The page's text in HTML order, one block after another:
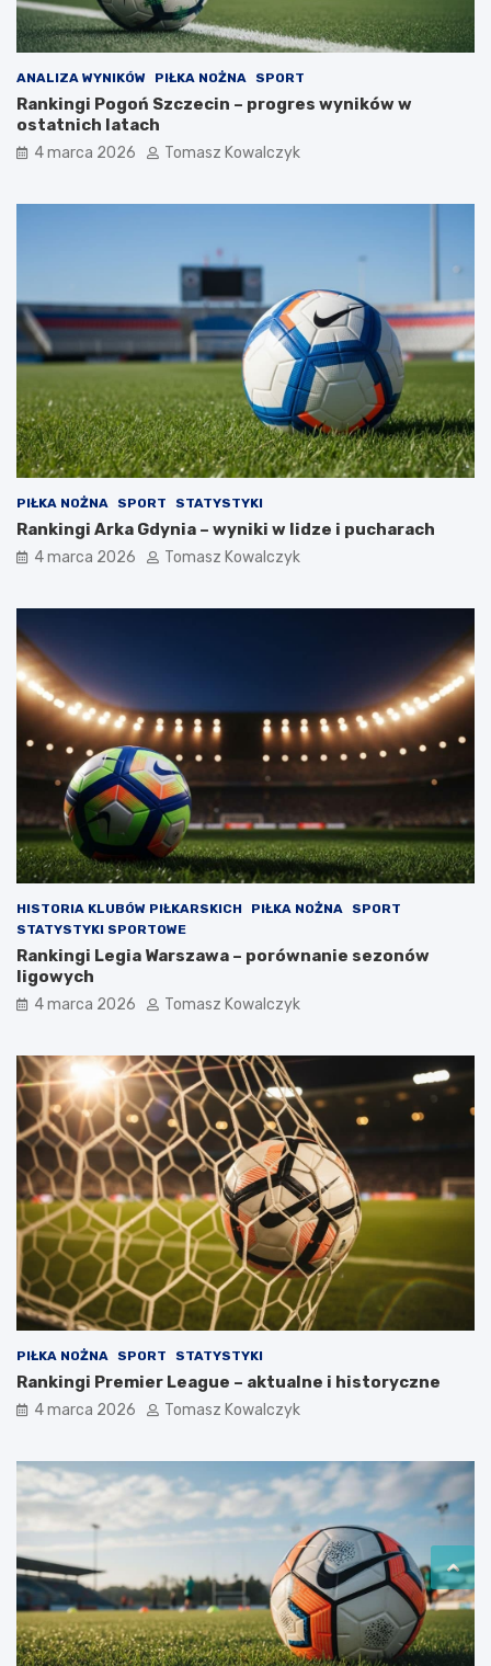
ANALIZA WYNIKÓW PIŁKA NOŻNA SPORT
Rankingi Pogoń Szczecin – progres wyników w
ostatnich latach
4 marca 2026 Tomasz Kowalczyk
PIŁKA NOŻNA SPORT STATYSTYKI
Rankingi Arka Gdynia – wyniki w lidze i pucharach
4 marca 2026 Tomasz Kowalczyk
HISTORIA KLUBÓW PIŁKARSKICH PIŁKA NOŻNA
SPORT
STATYSTYKI SPORTOWE
Rankingi Legia Warszawa – porównanie sezonów
ligowych
4 marca 2026 Tomasz Kowalczyk
PIŁKA NOŻNA SPORT STATYSTYKI
Rankingi Premier League – aktualne i historyczne
4 marca 2026 Tomasz Kowalczyk